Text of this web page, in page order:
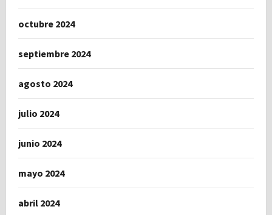
octubre 2024
septiembre 2024
agosto 2024
julio 2024
junio 2024
mayo 2024
abril 2024